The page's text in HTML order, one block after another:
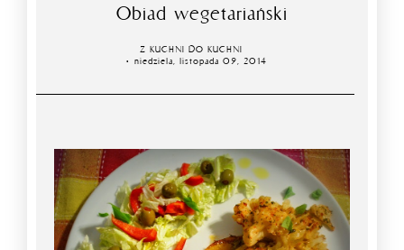
Obiad wegetariański
Z KUCHNI DO KUCHNI
niedziela, listopada 09, 2014